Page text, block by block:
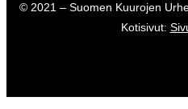
© 2021 – Suomen Kuurojen
Kotisivut: